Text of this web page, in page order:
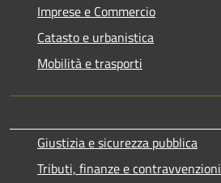
Imprese e Commercio
Catasto e urbanistica
Mobilità e trasporti
Giustizia e sicurezza pubblica
Tributi, finanze e contravvenzioni